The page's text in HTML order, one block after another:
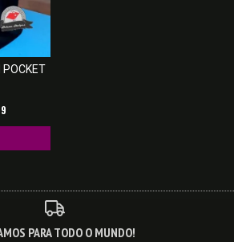
POCKET
PARA TODO O MUNDO!